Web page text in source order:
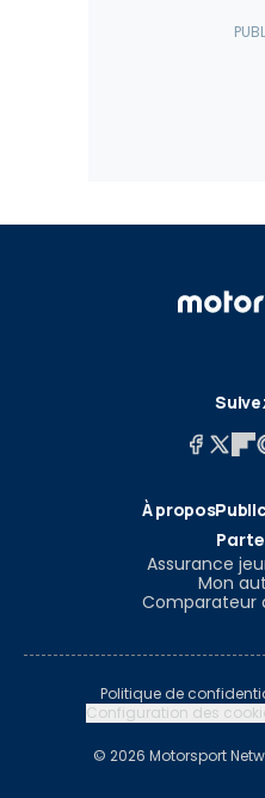
À propos
Assurance
Mon
Comparateur
Politique de
Configuration des
© 2026 Motorsport